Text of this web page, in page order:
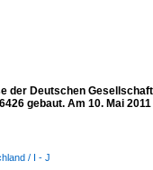
Deutschen
gebaut. Am 10. Mai
/ I - J